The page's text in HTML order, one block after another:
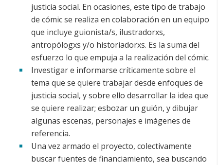
justicia social. En ocasiones, este tipo de trabajo
de cómic se realiza en colaboración en un equipo
que incluye guionista/s, ilustradorxs,
antropólogxs y/o historiadorxs. Es la suma del
esfuerzo lo que empuja a la realización del cómic.
Investigar e informarse críticamente sobre el
tema que se quiere trabajar desde enfoques de
justicia social, y sobre ello desarrollar la idea que
se quiere realizar; esbozar un guión, y dibujar
algunas escenas, personajes e imágenes de
referencia.
Una vez armado el proyecto, colectivamente
buscar fuentes de financiamiento, sea buscando